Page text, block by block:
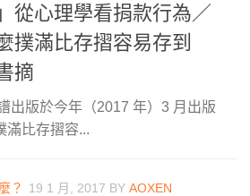
從心理學看捐款行為／
撲滿比存摺容易存到
摘
出版於今年（2017 年）3 月出版
滿比存摺容...
？ 19 1 月, 2017 BY AOXEN